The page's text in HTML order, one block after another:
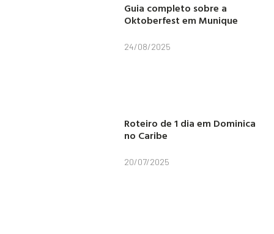
Guia completo sobre a
Oktoberfest em Munique
24/08/2025
Roteiro de 1 dia em Dominica
no Caribe
20/07/2025